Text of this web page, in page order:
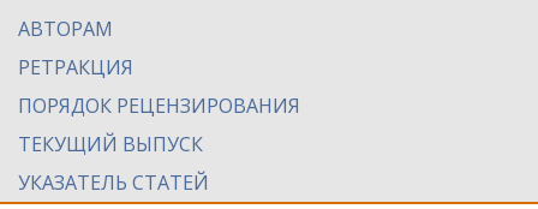
АВТОРАМ
РЕТРАКЦИЯ
ПОРЯДОК РЕЦЕНЗИРОВАНИЯ
ТЕКУЩИЙ ВЫПУСК
УКАЗАТЕЛЬ СТАТЕЙ